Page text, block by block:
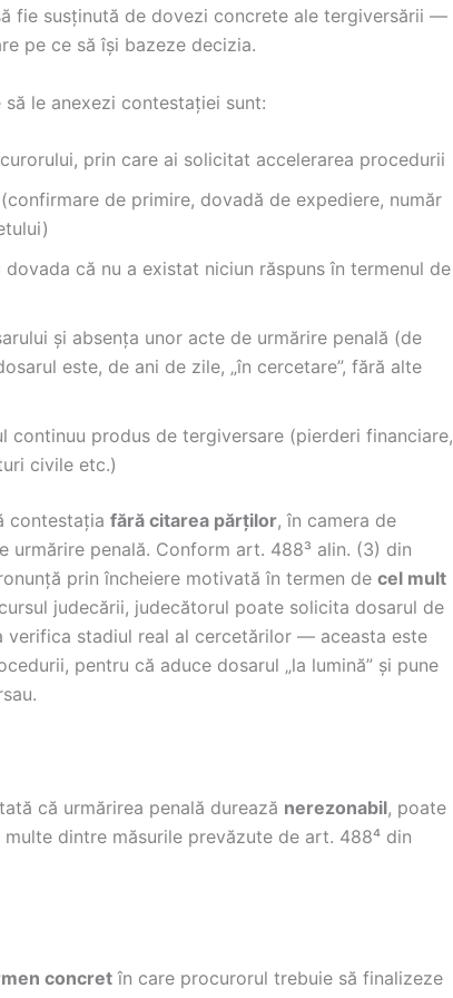
fie susținută de dovezi concrete ale tergiversării —
pe ce să își bazeze decizia.
le anexezi contestației sunt:
prin care ai solicitat accelerarea procedurii
de primire, dovadă de expediere, număr
că nu a existat niciun răspuns în termenul de
și absența unor acte de urmărire penală (de
este, de ani de zile, „în cercetare”, fără alte
continuu produs de tergiversare (pierderi financiare,
civile etc.)
contestația fără citarea părților, în camera de
urmărire penală. Conform art. 488³ alin. (3) din
prin încheiere motivată în termen de cel mult
judecării, judecătorul poate solicita dosarul de
verifica stadiul real al cercetărilor — aceasta este
pentru că aduce dosarul „la lumină” și pune
că urmărirea penală durează nerezonabil, poate
dintre măsurile prevăzute de art. 488⁴ din
concret în care procurorul trebuie să finalizeze